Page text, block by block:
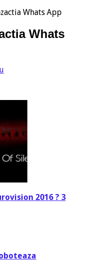
Whats App
Whats
2016 ? 3